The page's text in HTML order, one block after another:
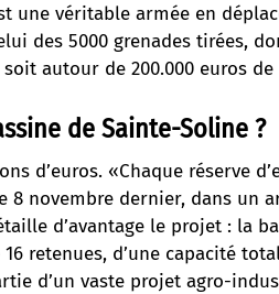
une véritable armée en
des 5000 grenades tirées,
autour de 200.000 euros
de Sainte-Soline ?
d’euros. «Chaque réserve
8 novembre dernier, dans un
d’avantage le projet : la
16 retenues, d’une capacité
d’un vaste projet agro-